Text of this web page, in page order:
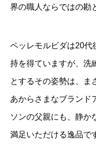
界の職人ならではの勘
ペッレモルビダは20代
持を得ていますが、洗
とするその姿勢は、ま
あからさまなブランド
ソンの父親にも、静か
満足いただける逸品で